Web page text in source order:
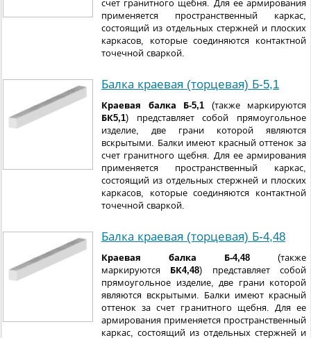
счет гранитного щебня. Для ее армирования
применяется пространственный каркас,
состоящий из отдельных стержней и плоских
каркасов, которые соединяются контактной
точечной сваркой.
Балка краевая (торцевая) Б-5,1
Краевая балка Б-5,1 (также маркируются
БК5,1) представляет собой прямоугольное
изделие, две грани которой являются
вскрытыми. Балки имеют красный оттенок за
счет гранитного щебня. Для ее армирования
применяется пространственный каркас,
состоящий из отдельных стержней и плоских
каркасов, которые соединяются контактной
точечной сваркой.
Балка краевая (торцевая) Б-4,48
Краевая балка Б-4,48 (также
маркируются БК4,48) представляет собой
прямоугольное изделие, две грани которой
являются вскрытыми. Балки имеют красный
оттенок за счет гранитного щебня. Для ее
армирования применяется пространственный
каркас, состоящий из отдельных стержней и